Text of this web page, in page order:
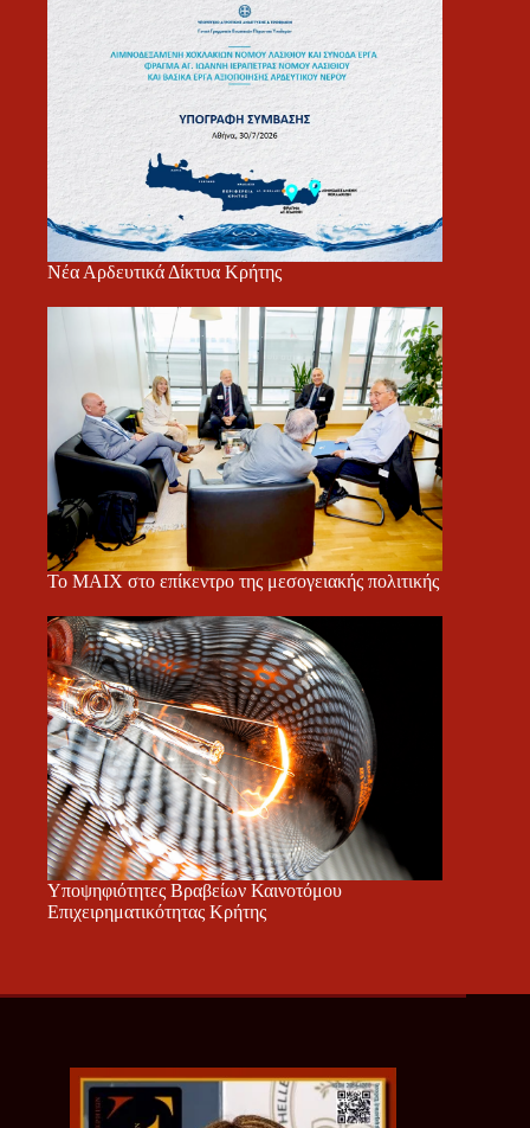
Νέα Αρδευτικά Δίκτυα Κρήτης
Το ΜΑΙΧ στο επίκεντρο της μεσογειακής πολιτικής
Υποψηφιότητες Βραβείων Καινοτόμου
Επιχειρηματικότητας Κρήτης